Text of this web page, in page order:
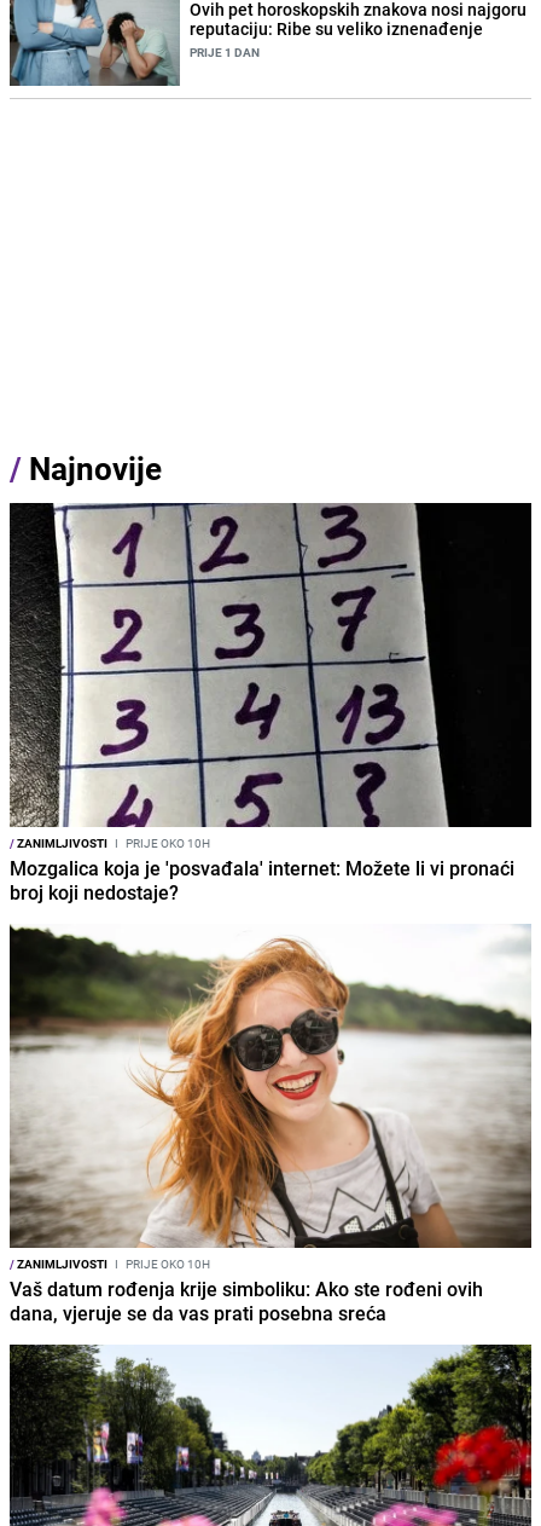
Ovih pet horoskopskih znakova nosi najgoru
reputaciju: Ribe su veliko iznenađenje
PRIJE 1 DAN
/ Najnovije
/ZANIMLJIVOSTI I PRIJE OKO 10H
Mozgalica koja je 'posvađala' internet: Možete li vi pronaći
broj koji nedostaje?
/ZANIMLJIVOSTI I PRIJE OKO 10H
Vaš datum rođenja krije simboliku: Ako ste rođeni ovih
dana, vjeruje se da vas prati posebna sreća